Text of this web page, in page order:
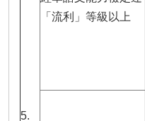
5.
「流利」等級以上